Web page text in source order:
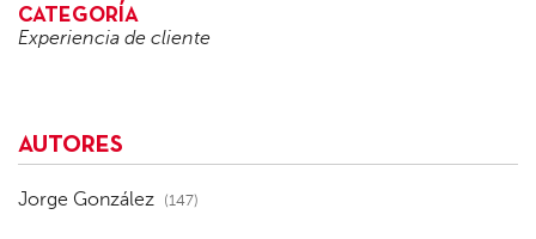
CATEGORÍA
Experiencia de cliente
AUTORES
Jorge González (147)